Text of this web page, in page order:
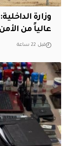
وزارة
عالياً من
قبل 22 ساعة